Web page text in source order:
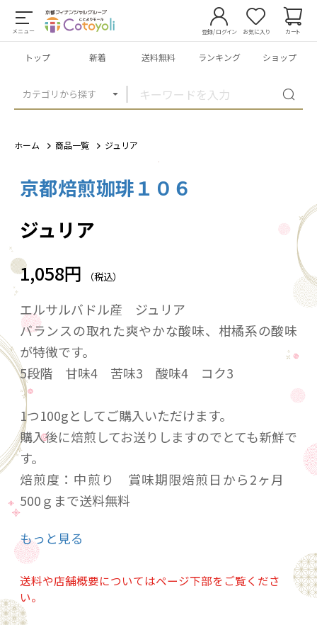
メニュー
カテゴリから探す
登録/ログイン お気に入り カート
トップ 新着 送料無料 ランキング ショップ
ホーム 商品一覧 ジュリア
京都焙煎珈琲１０６
ジュリア
1,058円 （税込）
エルサルバドル産 ジュリア
バランスの取れた爽やかな酸味、柑橘系の酸味
が特徴です。
5段階 甘味4 苦味3 酸味4 コク3
1つ100gとしてご購入いただけます。
購入後に焙煎してお送りしますのでとても新鮮で
す。
焙煎度：中煎り 賞味期限焙煎日から2ヶ月
500ｇまで送料無料
ご購入の際に、どちらを希望されるか希望を入
力お願い致します。
もっと見る
送料や店舗概要についてはページ下部をご覧くださ
い。